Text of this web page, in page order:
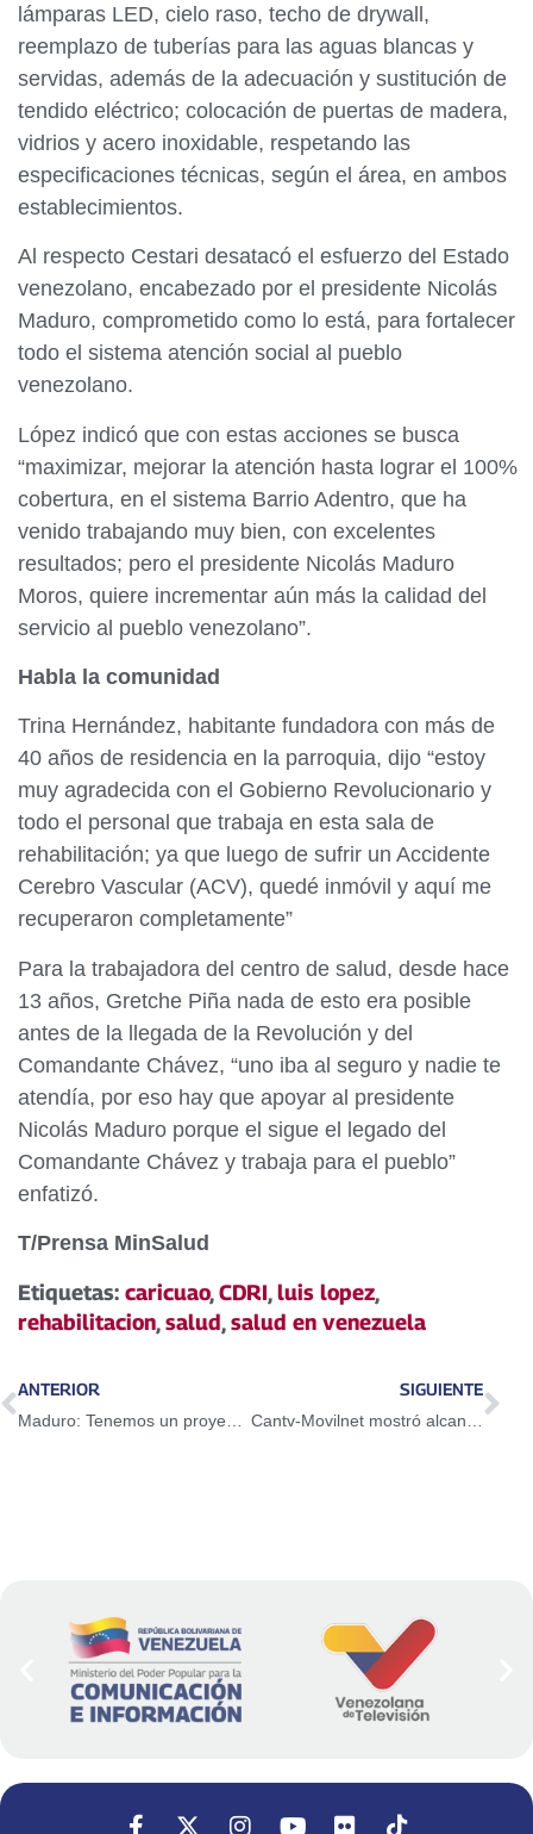
lámparas LED, cielo raso, techo de drywall,
reemplazo de tuberías para las aguas blancas y
servidas, además de la adecuación y sustitución de
tendido eléctrico; colocación de puertas de madera,
vidrios y acero inoxidable, respetando las
especificaciones técnicas, según el área, en ambos
establecimientos.
Al respecto Cestari desatacó el esfuerzo del Estado
venezolano, encabezado por el presidente Nicolás
Maduro, comprometido como lo está, para fortalecer
todo el sistema atención social al pueblo
venezolano.
López indicó que con estas acciones se busca
“maximizar, mejorar la atención hasta lograr el 100%
cobertura, en el sistema Barrio Adentro, que ha
venido trabajando muy bien, con excelentes
resultados; pero el presidente Nicolás Maduro
Moros, quiere incrementar aún más la calidad del
servicio al pueblo venezolano”.
Habla la comunidad
Trina Hernández, habitante fundadora con más de
40 años de residencia en la parroquia, dijo “estoy
muy agradecida con el Gobierno Revolucionario y
todo el personal que trabaja en esta sala de
rehabilitación; ya que luego de sufrir un Accidente
Cerebro Vascular (ACV), quedé inmóvil y aquí me
recuperaron completamente”
Para la trabajadora del centro de salud, desde hace
13 años, Gretche Piña nada de esto era posible
antes de la llegada de la Revolución y del
Comandante Chávez, “uno iba al seguro y nadie te
atendía, por eso hay que apoyar al presidente
Nicolás Maduro porque el sigue el legado del
Comandante Chávez y trabaja para el pueblo”
enfatizó.
T/Prensa MinSalud
Etiquetas: caricuao,CDRI,luis lopez,
rehabilitacion,salud,salud en venezuela
ANTERIOR SIGUIENTE